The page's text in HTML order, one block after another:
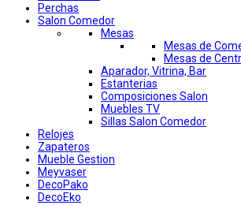
Perchas
Salon Comedor
Mesas
Mesas de
Mesas de
Aparador, Vitrina, Bar
Estanterias
Composiciones Salon
Muebles TV
Sillas Salon Comedor
Relojes
Zapateros
Mueble Gestion
Meyvaser
DecoPako
DecoEko